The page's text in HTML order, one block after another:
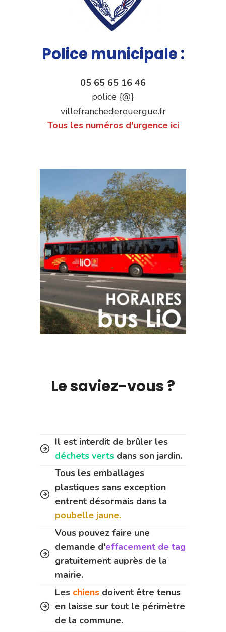
Police municipale :
05 65 65 16 46
police {@}
villefranchederouergue.fr
Tous les numéros d'urgence ici
Le saviez-vous ?
Il est interdit de brûler les
déchets verts dans son jardin.
Tous les emballages
plastiques sans exception
entrent désormais dans la
poubelle jaune.
Vous pouvez faire une
demande d'effacement de tag
gratuitement auprès de la
mairie.
Les chiens doivent être tenus
en laisse sur tout le périmètre
de la commune.